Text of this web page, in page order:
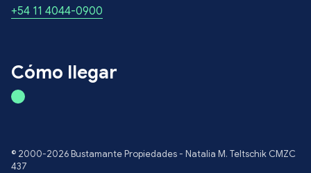
+54 11 4044-0900
Cómo llegar
© 2000-2026 Bustamante Propiedades - Natalia M. Teltschik CMZC
437